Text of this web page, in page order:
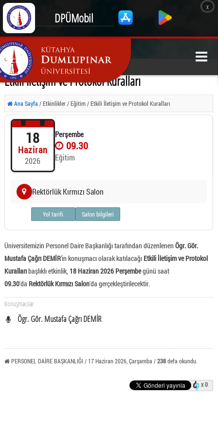
DPÜMobil
x
Etkili İletişim ve Protokol Kuralları
Ana Sayfa / Etkinlikler / Eğitim / Etkili İletişim ve Protokol Kuralları
18
Haziran
2026
Perşembe
09.30
Eğitim
Rektörlük Kırmızı Salon
Yol tarifi Salon bilgileri
Üniversitemizin Personel Daire Başkanlığı tarafından düzenlenen Ögr. Gör.
Mustafa Çağrı DEMİR’in konuşmacı olarak katılacağı Etkili İletişim ve Protokol
Kurallarıbaşlıklı etkinlik, 18 Haziran 2026 Perşembegünü saat
09.30'da Rektörlük Kırmızı Salon'da gerçekleştirilecektir.
Konuşmacılar
Ögr. Gör. Mustafa Çağrı DEMİR
PERSONEL DAİRE BAŞKANLIĞI / 17 Haziran 2026, Çarşamba /238defa okundu.
x 0